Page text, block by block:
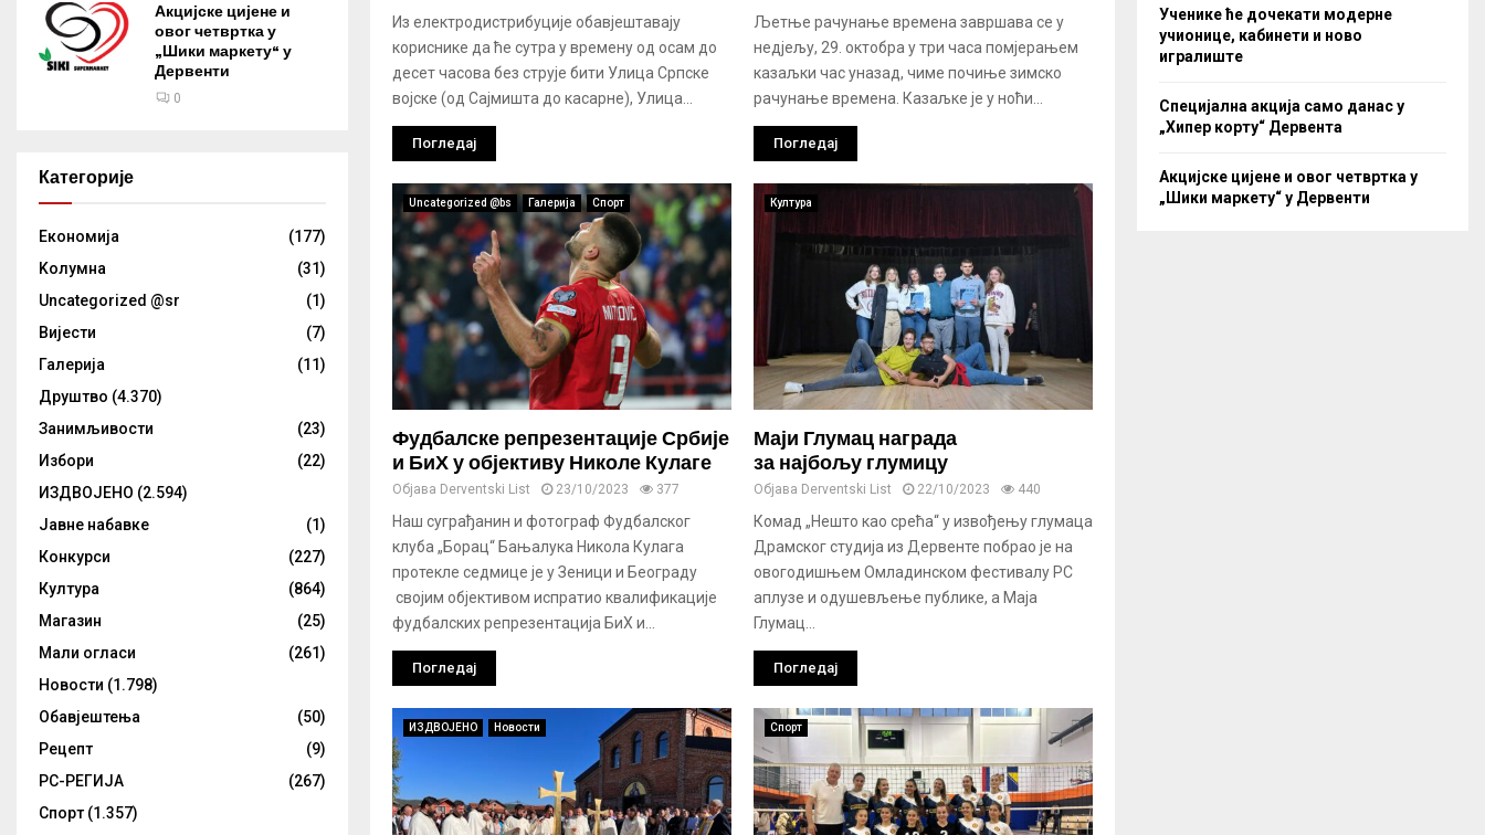
Из електродистрибуције обавјештавају
кориснике да ће сутра у времену од осам до
десет часова без струје бити Улица Српске
војске (од Сајмишта до касарне), Улица...
Погледај
Љетње рачунање времена завршава се у
недјељу, 29. октобра у три часа помјерањем
казаљки час уназад, чиме почиње зимско
рачунање времена. Казаљке је у ноћи...
Погледај
Uncategorized @bs Галерија Спорт
Фудбалске репрезентације Србије
и БиХ у објективу Николе Кулаге
Објава Derventski List 23/10/2023 377
Наш суграђанин и фотограф Фудбалског
клуба „Борац“ Бањалука Никола Кулага
протекле седмице је у Зеници и Београду
својим објективом испратио квалификације
фудбалских репрезентација БиХ и...
Погледај
Култура
Маји Глумац награда
за најбољу глумицу
Објава Derventski List 22/10/2023 440
Комад „Нешто као срећа“ у извођењу глумаца
Драмског студија из Дервенте побрао је на
овогодишњем Омладинском фестивалу РС
аплузе и одушевљење публике, а Маја
Глумац...
Погледај
ИЗДВОЈЕНО Новости Спорт
Акцијске цијене и
овог четвртка у
„Шики маркету“ у
Дервенти
0
Категорије
Eкономија
(177)
Kолумнa
(31)
Uncategorized @sr
(1)
Вијести
(7)
Галерија
(11)
Друштво (4.370)
Занимљивости
(23)
Избори
(22)
ИЗДВОЈЕНО (2.594)
Јавне набавке
(1)
Конкурси
(227)
Култура
(864)
Магазин
(25)
Мали огласи
(261)
Новости (1.798)
Обавјештења
(50)
Рецепт
(9)
РС-РЕГИЈА
(267)
Спорт (1.357)
Ученике ће дочекати модерне
учионице, кабинети и ново
игралиште
Специјална акција само данас у
„Хипер корту“ Дервента
Акцијске цијене и овог четвртка у
„Шики маркету“ у Дервенти